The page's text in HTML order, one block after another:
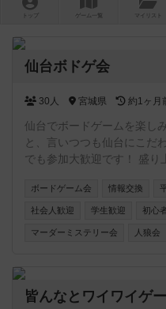
トップ ゲーム一覧 マイリスト
仙台ボドゲ会
30人 宮城県 約1ヶ月
仙台でボードゲームを楽し
と、言いつつも仙台にこだ
でも参加大歓迎です！ 盛り
ボードゲーム会 情報交換
社会人歓迎 学生歓迎 初心
マーダーミステリー会 人狼会
皆んなとワイワイゲ